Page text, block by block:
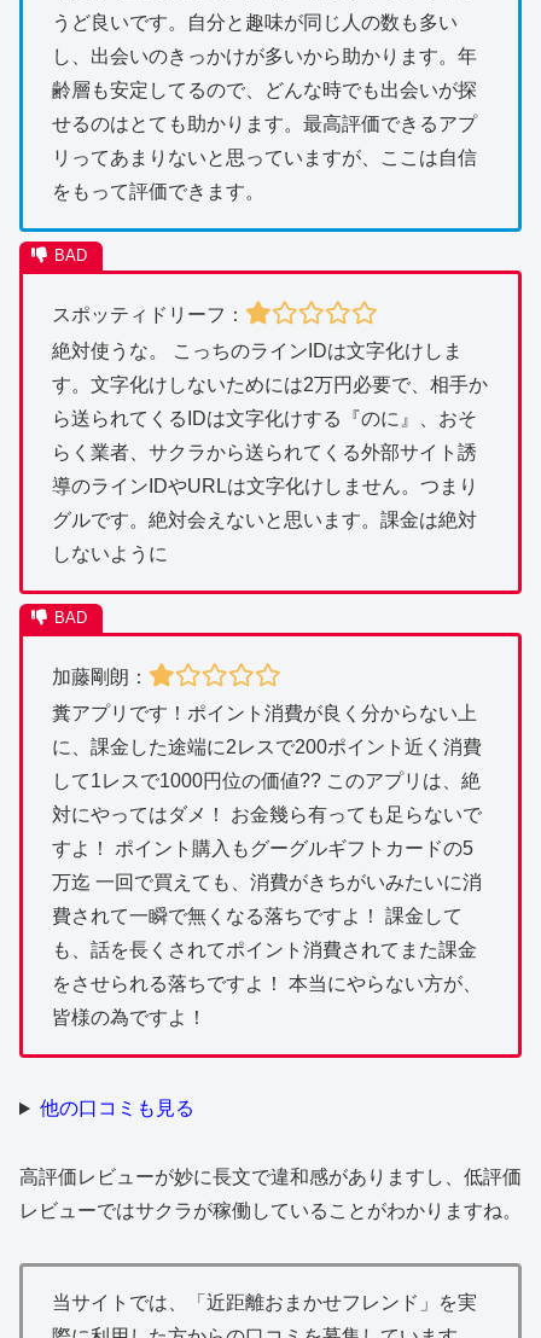
うど良いです。自分と趣味が同じ人の数も多い
し、出会いのきっかけが多いから助かります。年
齢層も安定してるので、どんな時でも出会いが探
せるのはとても助かります。最高評価できるアプ
リってあまりないと思っていますが、ここは自信
をもって評価できます。
スポッティドリーフ：
絶対使うな。 こっちのラインIDは文字化けしま
す。文字化けしないためには2万円必要で、相手か
ら送られてくるIDは文字化けする『のに』、おそ
らく業者、サクラから送られてくる外部サイト誘
導のラインIDやURLは文字化けしません。つまり
グルです。絶対会えないと思います。課金は絶対
しないように
加藤剛朗：
糞アプリです！ポイント消費が良く分からない上
に、課金した途端に2レスで200ポイント近く消費
して1レスで1000円位の価値?? このアプリは、絶
対にやってはダメ！ お金幾ら有っても足らないで
すよ！ ポイント購入もグーグルギフトカードの5
万迄 一回で買えても、消費がきちがいみたいに消
費されて一瞬で無くなる落ちですよ！ 課金して
も、話を長くされてポイント消費されてまた課金
をさせられる落ちですよ！ 本当にやらない方が、
皆様の為ですよ！
他の口コミも見る
高評価レビューが妙に長文で違和感がありますし、低評価
レビューではサクラが稼働していることがわかりますね。
当サイトでは、「近距離おまかせフレンド」を実